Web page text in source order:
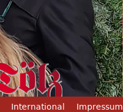
International Impressum